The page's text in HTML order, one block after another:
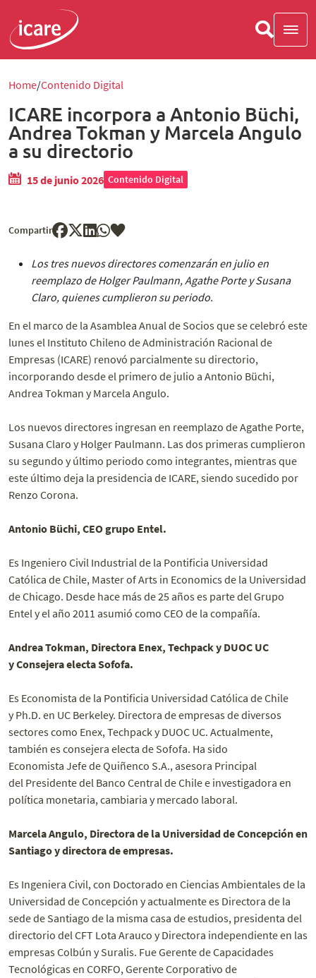
Home Contenido Digital
ICARE incorpora a Antonio Büchi,
Andrea Tokman y Marcela Angulo
a su directorio
15 de junio 2026 Contenido Digital
Compartir
Los tres nuevos directores comenzarán en julio en
reemplazo de Holger Paulmann, Agathe Porte y Susana
Claro, quienes cumplieron su periodo.
En el marco de la Asamblea Anual de Socios que se celebró este
lunes el Instituto Chileno de Administración Racional de
Empresas (ICARE) renovó parcialmente su directorio,
incorporando desde el primero de julio a Antonio Büchi,
Andrea Tokman y Marcela Angulo.
Los nuevos directores ingresan en reemplazo de Agathe Porte,
Susana Claro y Holger Paulmann. Las dos primeras cumplieron
su segundo y último periodo como integrantes, mientras que
este último deja la presidencia de ICARE, siendo sucedido por
Renzo Corona.
Antonio Büchi, CEO grupo Entel.
Es Ingeniero Civil Industrial de la Pontificia Universidad
Católica de Chile, Master of Arts in Economics de la Universidad
de Chicago. Desde hace más de 25 años es parte del Grupo
Entel y el año 2011 asumió como CEO de la compañía.
Andrea Tokman, Directora Enex, Techpack y DUOC UC
y Consejera electa Sofofa.
Es Economista de la Pontificia Universidad Católica de Chile
y Ph.D. en UC Berkeley. Directora de empresas de diversos
sectores como Enex, Techpack y DUOC UC. Actualmente,
también es consejera electa de Sofofa. Ha sido
Economista Jefe de Quiñenco S.A., asesora Principal
del Presidente del Banco Central de Chile e investigadora en
política monetaria, cambiaria y mercado laboral.
Marcela Angulo, Directora de la Universidad de Concepción en
Santiago y directora de empresas.
Es Ingeniera Civil, con Doctorado en Ciencias Ambientales de la
Universidad de Concepción y actualmente es Directora de la
sede de Santiago de la misma casa de estudios, presidenta del
directorio del CFT Lota Arauco y Directora independiente en las
empresas Colbún y Suralis. Fue Gerente de Capacidades
Tecnológicas en CORFO, Gerente Corporativo de